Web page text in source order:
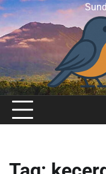
Skip
to
content